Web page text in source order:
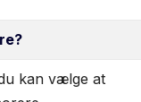
kan vælge at